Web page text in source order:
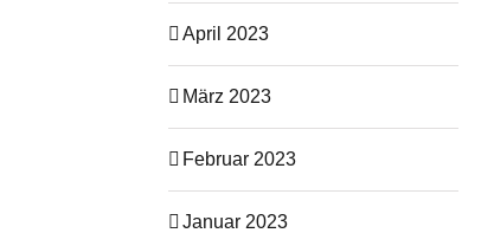
April 2023
März 2023
Februar 2023
Januar 2023